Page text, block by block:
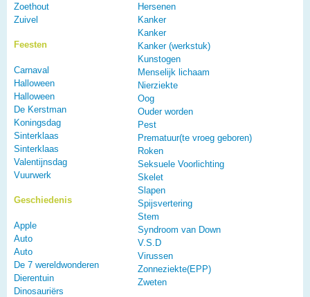
Zoethout
Zuivel
Feesten
Carnaval
Halloween
Halloween
De Kerstman
Koningsdag
Sinterklaas
Sinterklaas
Valentijnsdag
Vuurwerk
Geschiedenis
Apple
Auto
Auto
De 7 wereldwonderen
Dierentuin
Dinosauriërs
Hersenen
Kanker
Kanker
Kanker (werkstuk)
Kunstogen
Menselijk lichaam
Nierziekte
Oog
Ouder worden
Pest
Prematuur(te vroeg geboren)
Roken
Seksuele Voorlichting
Skelet
Slapen
Spijsvertering
Stem
Syndroom van Down
V.S.D
Virussen
Zonneziekte(EPP)
Zweten